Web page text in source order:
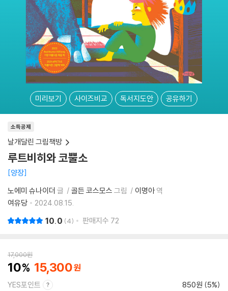
미리보기 사이즈비교 독서지도안 공유하기
소득공제
날개달린 그림책방
루트비히와 코뿔소
양장
노에미 슈나이더 글 골든 코스모스 그림 이명아역
여유당
2024.08.15.
10.0 4 판매지수 72
17,000원
10 15,300
YES포인트 850원 (5%)